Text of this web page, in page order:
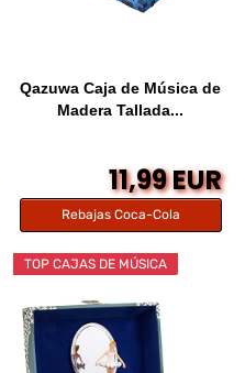
Qazuwa Caja de Música de
Madera Tallada...
11,99 EUR
Rebajas Coca-Cola
TOP CAJAS DE MÚSICA